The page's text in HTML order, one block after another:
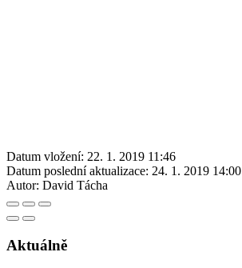
Datum vložení: 22. 1. 2019 11:46
Datum poslední aktualizace: 24. 1. 2019 14:00
Autor: David Tácha
Aktuálně